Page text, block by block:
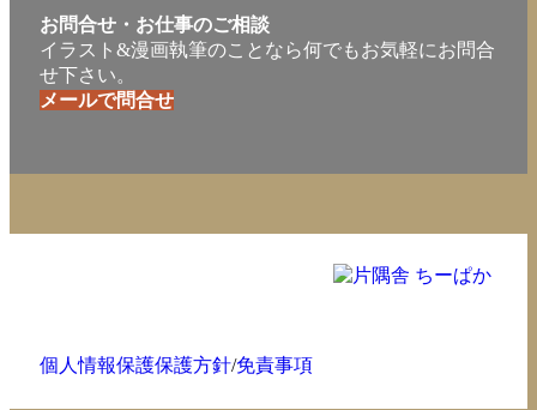
お問合せ・お仕事のご相談
イラスト&漫画執筆のことなら何でもお気軽にお問合
せ下さい。
メールで問合せ
個人情報保護保護方針/免責事項